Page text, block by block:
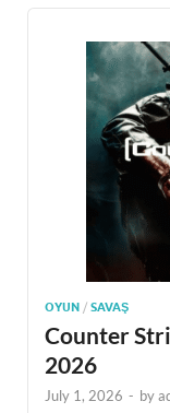
OYUN / SAVAŞ
Counter
2026
July 1, 2026 - by